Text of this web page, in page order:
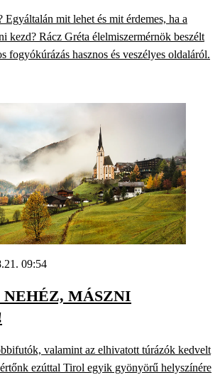
mit lehet és mit érdemes, ha a
kezd? Rácz Gréta élelmiszermérnök beszélt
fogyókúrázás hasznos és veszélyes oldaláról.
09:54
MÁSZNI
valamint az elhivatott túrázók kedvelt
ezúttal Tirol egyik gyönyörű helyszínére